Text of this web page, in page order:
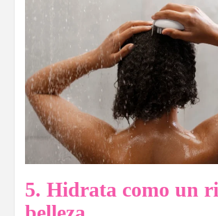
5. Hidrata como un